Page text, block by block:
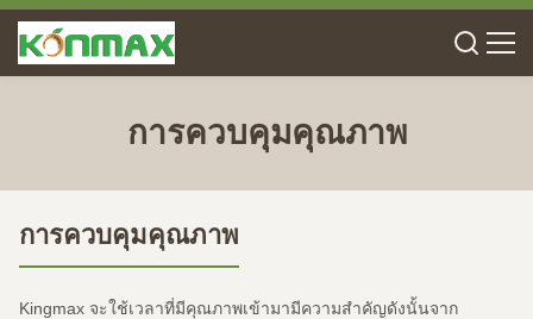
การควบคุมคุณภาพ
การควบคุมคุณภาพ
Kingmax จะใช้เวลาที่มีคุณภาพเข้ามามีความสำคัญดังนั้นจาก